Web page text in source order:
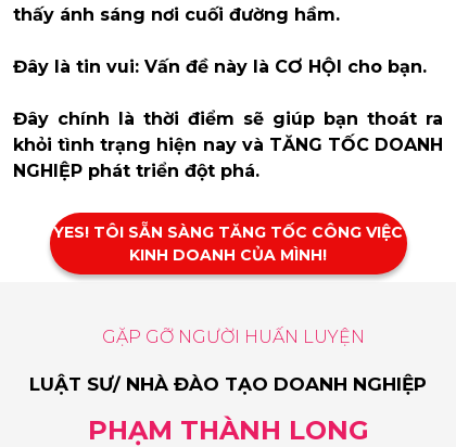
thấy ánh sáng nơi cuối đường hầm.
Đây là tin vui: Vấn đề này là CƠ HỘI cho bạn.
Đây chính là thời điểm sẽ giúp bạn thoát ra
khỏi tình trạng hiện nay và TĂNG TỐC DOANH
NGHIỆP phát triển đột phá.
YES! TÔI SẴN SÀNG TĂNG TỐC CÔNG VIỆC
KINH DOANH CỦA MÌNH!
GẶP GỠ NGƯỜI HUẤN LUYỆN
LUẬT SƯ/ NHÀ ĐÀO TẠO DOANH NGHIỆP
PHẠM THÀNH LONG